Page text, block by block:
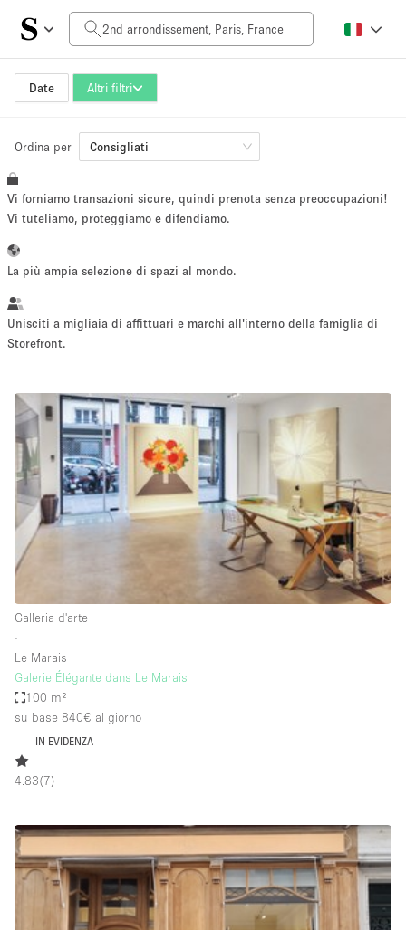
Date Altri filtri
Prezzo al giorno
0€
Dimensioni dello spazio
500+ m²
~ 13 persone
artistico
Servizio
fotografico
Conferenza Meeting
Condividi
Tipo di spazio
Acquista Condividi
Appartamento/loft
Atelier / Laboratorio
Fiera/festival
Galleria d'arte
Hall
Imbarcazione
Ordina per Consigliati
Vi forniamo transazioni sicure, quindi prenota senza preoccupazioni!
Vi tuteliamo, proteggiamo e difendiamo.
La più ampia selezione di spazi al mondo.
Unisciti a migliaia di affittuari e marchi all'interno della famiglia di
Storefront.
Galleria d'arte
∙
Le Marais
Galerie Élégante dans Le Marais
100 m²
su base 840€ al giorno
IN EVIDENZA
4.83(7)